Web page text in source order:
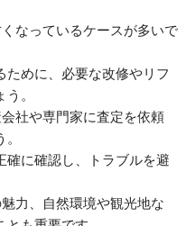
なっているケースが多いで
ために、必要な改修やリフ
。
社や専門家に査定を依頼
確に確認し、トラブルを避
力、自然環境や観光地な